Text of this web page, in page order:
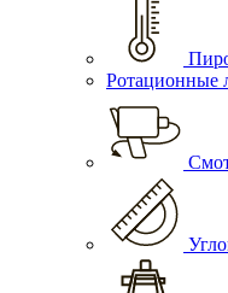
Ротационные